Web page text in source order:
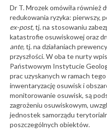
Ogólnopolskie
Sympozjum WPGI
– Kielce 2027
10-07-2026
Raport sejsmiczny
państwowej
służby
geologicznej za
czerwiec 2026 r.
10-07-2026
Raport o sytuacji
Morza Bałtyckiego
Imprezy
popularnonaukowe
10
marzec
Spotkanie z
autorami
książki pt.
„Meteoryty
Polski i
świata” –
Kazimierzem
Mazurkiem oraz
Eligiuszem
Szełęgiem
Dr T. Mrozek omówiła również
redukowania ryzyka: pierwszy,
ex-post,tj. na stosowaniu
katastrofie osuwiskowej oraz
ante,tj. na działaniach
przyszłości. W oba te nurty
Państwowym Instytucie
prac uzyskanych w ramach
inwentaryzację osuwisk i
monitorowanie osuwisk, są
zagrożeniu osuwiskowym,
jednostek samorządu
poszczególnych obiektów.